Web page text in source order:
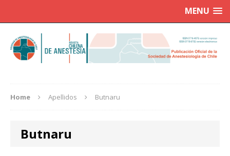
MENU
Home Apellidos Butnaru
Butnaru